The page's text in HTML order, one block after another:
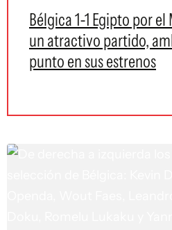
Bélgica 1-1 Egipto por
un atractivo partido,
punto en sus estrenos